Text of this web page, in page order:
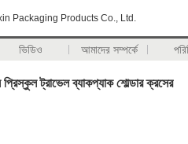
Packaging Products Co., Ltd.
ভিডিও আমাদের সম্পর্কে
প্রিস্কুল ট্রাভেল ব্যাকপ্যাক শোল্ডার ক্রসের